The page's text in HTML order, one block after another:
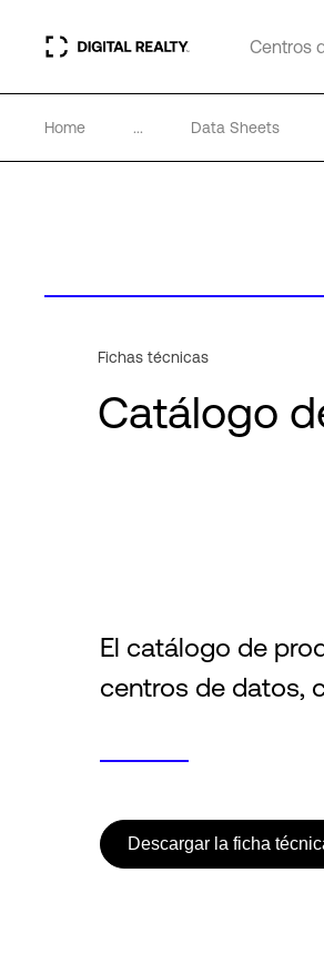
Centros
Home ... Data Sheets
Fichas técnicas
Catálogo
El catálogo de
centros de datos,
Descargar la ficha